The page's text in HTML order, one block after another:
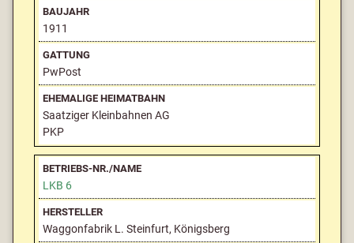
1911
PwPost
Saatziger Kleinbahnen AG
PKP
LKB 6
Waggonfabrik L. Steinfurt, Königsberg